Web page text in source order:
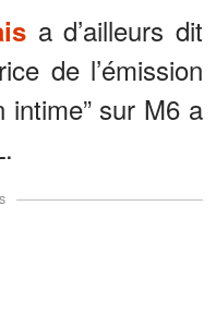
a d’ailleurs dit
de l’émission
intime” sur M6 a